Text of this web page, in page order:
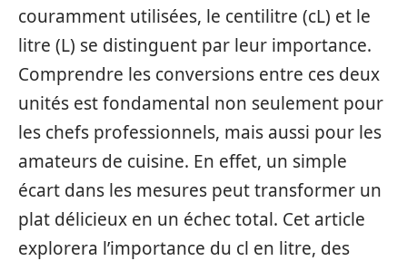
couramment utilisées, le centilitre (cL) et le
litre (L) se distinguent par leur importance.
Comprendre les conversions entre ces deux
unités est fondamental non seulement pour
les chefs professionnels, mais aussi pour les
amateurs de cuisine. En effet, un simple
écart dans les mesures peut transformer un
plat délicieux en un échec total. Cet article
explorera l’importance du cl en litre, des